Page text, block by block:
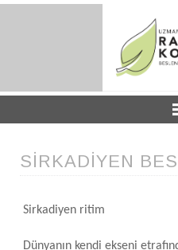
Anasayfa
Dr.Dyt.Rabia Nur
SİRKADİYEN
Sirkadiyen ritim
Dünyanın kendi ekseni